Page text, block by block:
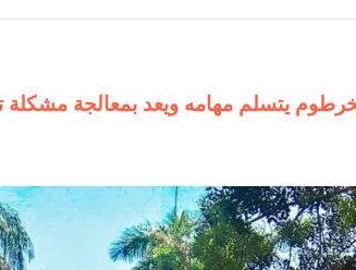
يتسلم مهامه ويعد بمعالجة مشكلة